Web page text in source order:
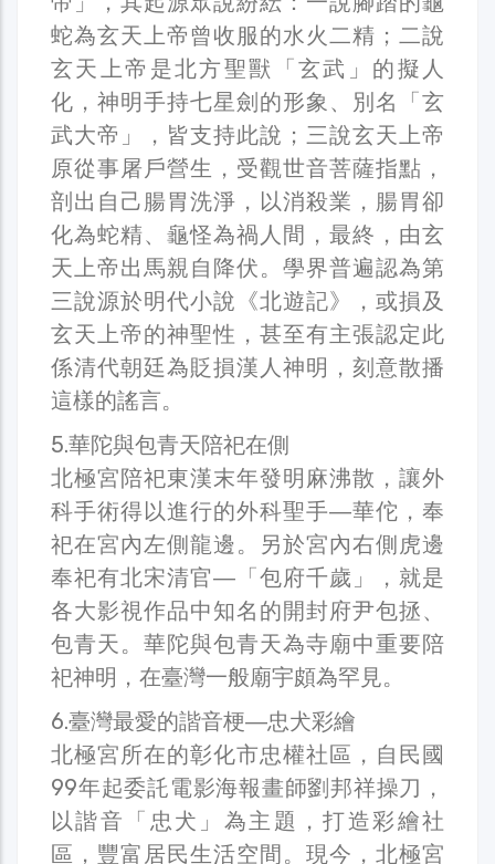
蛇為玄天上帝曾收服的水火二精；二說
玄天上帝是北方聖獸「玄武」的擬人
化，神明手持七星劍的形象、別名「玄
武大帝」，皆支持此說；三說玄天上帝
原從事屠戶營生，受觀世音菩薩指點，
剖出自己腸胃洗淨，以消殺業，腸胃卻
化為蛇精、龜怪為禍人間，最終，由玄
天上帝出馬親自降伏。學界普遍認為第
三說源於明代小說《北遊記》，或損及
玄天上帝的神聖性，甚至有主張認定此
係清代朝廷為貶損漢人神明，刻意散播
這樣的謠言。
5.華陀與包青天陪祀在側
北極宮陪祀東漢末年發明麻沸散，讓外
科手術得以進行的外科聖手―華佗，奉
祀在宮內左側龍邊。另於宮內右側虎邊
奉祀有北宋清官―「包府千歲」，就是
各大影視作品中知名的開封府尹包拯、
包青天。華陀與包青天為寺廟中重要陪
祀神明，在臺灣一般廟宇頗為罕見。
6.臺灣最愛的諧音梗―忠犬彩繪
北極宮所在的彰化市忠權社區，自民國
99年起委託電影海報畫師劉邦祥操刀，
以諧音「忠犬」為主題，打造彩繪社
區，豐富居民生活空間。現今，北極宮